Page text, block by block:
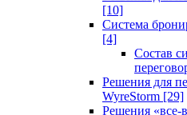
[10]
Система
[4]
Состав
Решения для
WyreStorm [29]
Решения «все-